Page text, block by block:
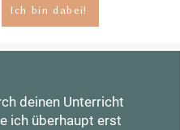
Ich bin dabei!
deinen Unterricht
ich überhaupt erst